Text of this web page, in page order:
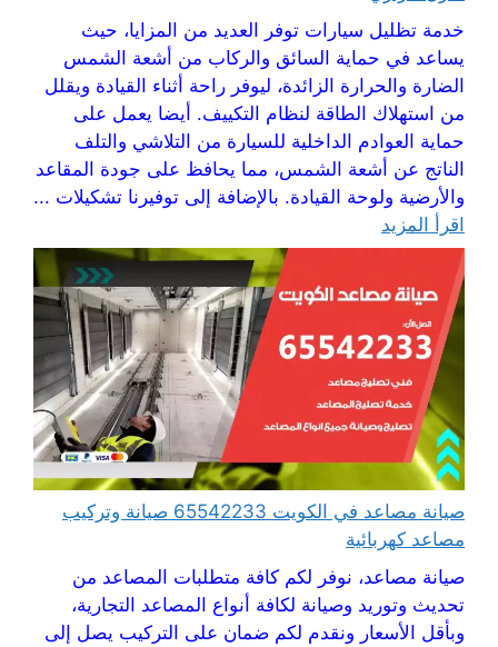
خدمة تظليل سيارات توفر العديد من المزايا، حيث
يساعد في حماية السائق والركاب من أشعة الشمس
الضارة والحرارة الزائدة، ليوفر راحة أثناء القيادة ويقلل
من استهلاك الطاقة لنظام التكييف. أيضا يعمل على
حماية العوادم الداخلية للسيارة من التلاشي والتلف
الناتج عن أشعة الشمس، مما يحافظ على جودة المقاعد
والأرضية ولوحة القيادة. بالإضافة إلى توفيرنا تشكيلات ...
اقرأ المزيد
صيانة مصاعد في الكويت 65542233 صيانة وتركيب
مصاعد كهربائية
صيانة مصاعد، نوفر لكم كافة متطلبات المصاعد من
تحديث وتوريد وصيانة لكافة أنواع المصاعد التجارية،
وبأقل الأسعار ونقدم لكم ضمان على التركيب يصل إلى